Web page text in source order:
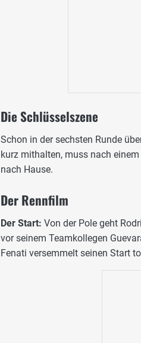
Die Schlüsselszene
Schon in der sechsten Runde
kurz mithalten, muss nach
nach Hause.
Der Rennfilm
Der Start: Von der Pole geht
vor seinem Teamkollegen
Fenati versemmelt seinen Start